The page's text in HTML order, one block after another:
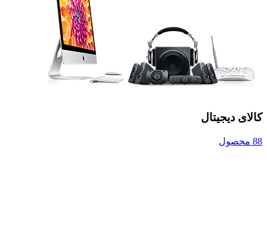
کالای دیجیتال
88 محصول